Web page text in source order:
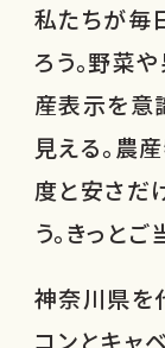
私たちが毎
ろう。野菜
産表示を意
見える。農
度と安さだ
う。きっと
神奈川県を
コンとキャ